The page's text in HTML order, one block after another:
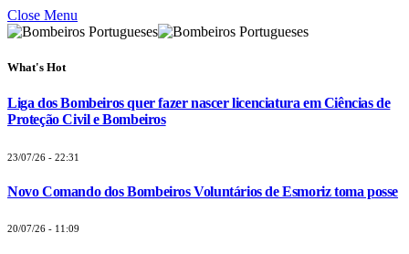
Close Menu
What's Hot
Liga dos Bombeiros quer fazer nascer licenciatura em Ciências de
Proteção Civil e Bombeiros
23/07/26 - 22:31
Novo Comando dos Bombeiros Voluntários de Esmoriz toma posse
20/07/26 - 11:09